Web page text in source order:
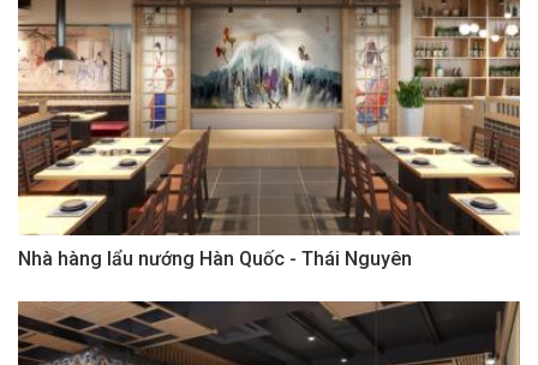
Nhà hàng lẩu nướng Hàn Quốc - Thái Nguyên